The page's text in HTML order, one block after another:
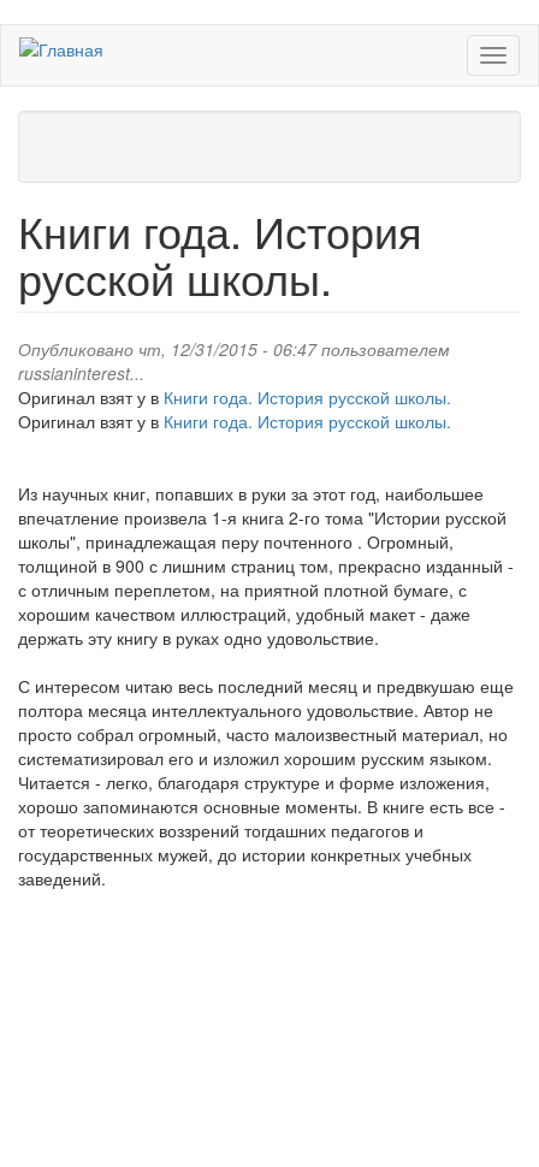
Перейти
основному
содержанию
Книги года. История
русской школы.
Опубликовано чт, 12/31/2015 - 06:47 пользователем
russianinterest...
Оригинал взят у в Книги года. История русской школы.
Оригинал взят у в Книги года. История русской школы.
Из научных книг, попавших в руки за этот год, наибольшее
впечатление произвела 1-я книга 2-го тома "Истории русской
школы", принадлежащая перу почтенного . Огромный,
толщиной в 900 с лишним страниц том, прекрасно изданный -
с отличным переплетом, на приятной плотной бумаге, с
хорошим качеством иллюстраций, удобный макет - даже
держать эту книгу в руках одно удовольствие.
С интересом читаю весь последний месяц и предвкушаю еще
полтора месяца интеллектуального удовольствие. Автор не
просто собрал огромный, часто малоизвестный материал, но
систематизировал его и изложил хорошим русским языком.
Читается - легко, благодаря структуре и форме изложения,
хорошо запоминаются основные моменты. В книге есть все -
от теоретических воззрений тогдашних педагогов и
государственных мужей, до истории конкретных учебных
заведений.